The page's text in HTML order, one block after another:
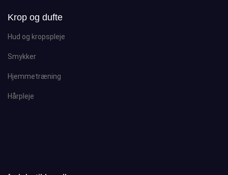
Krop og dufte
Hud og kropspleje
Smykker
Hjemmetræning
Hårpleje